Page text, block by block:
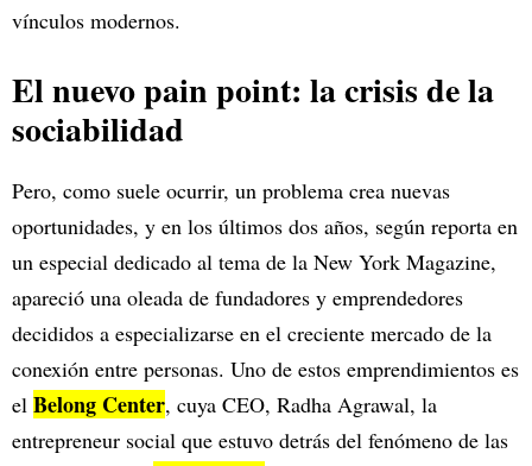
vínculos modernos.
El nuevo pain point: la crisis de la
sociabilidad
Pero, como suele ocurrir, un problema crea nuevas
oportunidades, y en los últimos dos años, según reporta en
un especial dedicado al tema de la New York Magazine,
apareció una oleada de fundadores y emprendedores
decididos a especializarse en el creciente mercado de la
conexión entre personas. Uno de estos emprendimientos es
el Belong Center, cuya CEO, Radha Agrawal, la
entrepreneur social que estuvo detrás del fenómeno de las